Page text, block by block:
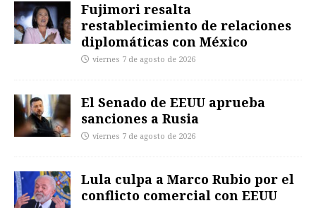
Fujimori resalta
restablecimiento de relaciones
diplomáticas con México
viernes 7 de agosto de 2026
El Senado de EEUU aprueba
sanciones a Rusia
viernes 7 de agosto de 2026
Lula culpa a Marco Rubio por el
conflicto comercial con EEUU